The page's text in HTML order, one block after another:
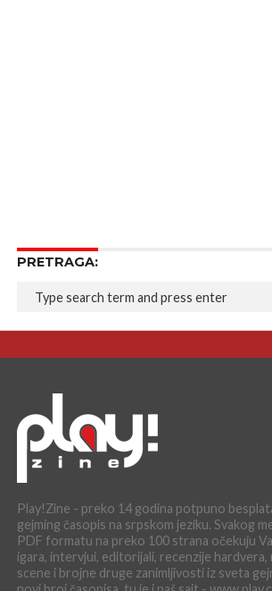
PRETRAGA:
Play!Zine - preko 14 godina potpuno
gejming časopis na srpskom jeziku. Svakog
PDF formatu na preko 100 strana očekuju
igara, intervjui, editorijali, recenzije hardvera,
scene i brojne druge zanimljivosti iz sveta